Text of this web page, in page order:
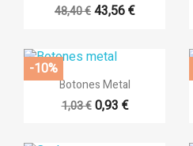
48,40 €43,56 €
 Vista rápida
Botones Metal
1,03 € 0,93 €
-10%